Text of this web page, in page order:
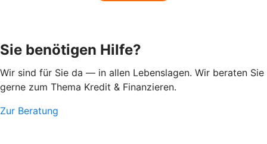
Sie benötigen Hilfe?
Wir sind für Sie da — in allen Lebenslagen. Wir beraten Sie
gerne zum Thema Kredit & Finanzieren.
Zur Beratung